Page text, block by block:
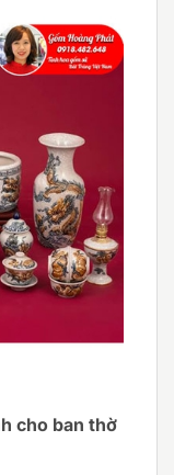
cho ban thờ